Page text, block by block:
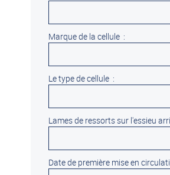
Marque de la cellule :
Le type de cellule :